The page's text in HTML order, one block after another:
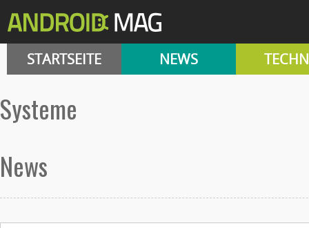
STARTSEITE NEWS
Systeme
News